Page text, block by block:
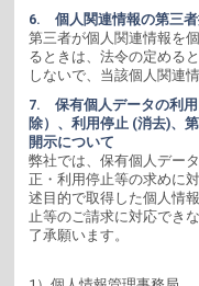
6. 個人関連情報の第三者
第三者が個人関連情報を
るときは、法令の定める
しないで、当該個人関連
7. 保有個人データの利用
除）、利用停止 (消去)、
開示について
弊社では、保有個人デー
正・利用停止等の求めに
述目的で取得した個人情
止等のご請求に対応でき
了承願います。